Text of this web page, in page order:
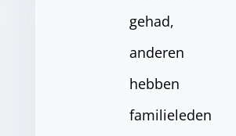
gehad,
anderen
hebben
familieleden